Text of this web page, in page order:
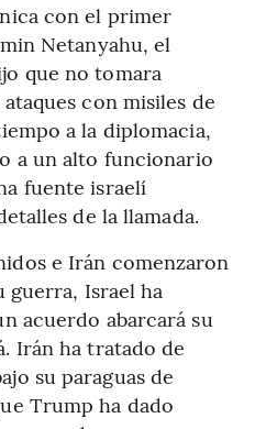
con el primer
Netanyahu, el
que no tomara
con misiles de
a la diplomacia,
a un alto funcionario
fuente israelí
de la llamada.
e Irán comenzaron
guerra, Israel ha
acuerdo abarcará su
Irán ha tratado de
su paraguas de
Trump ha dado